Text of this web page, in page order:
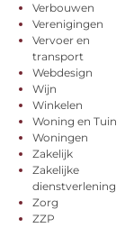
Verbouwen
Verenigingen
Vervoer en
transport
Webdesign
Wijn
Winkelen
Woning en Tuin
Woningen
Zakelijk
Zakelijke
dienstverlening
Zorg
ZZP